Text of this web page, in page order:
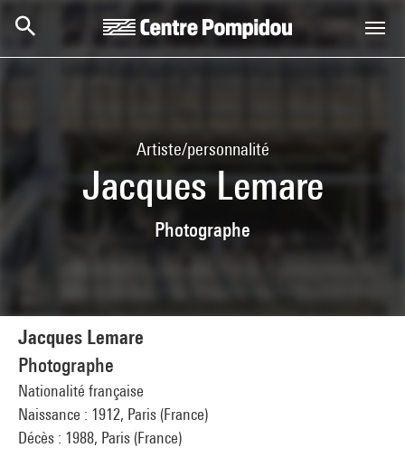
Artiste/personnalité
Jacques Lemare
Photographe
Jacques Lemare
Photographe
Nationalité française
Naissance : 1912, Paris (France)
Décès : 1988, Paris (France)